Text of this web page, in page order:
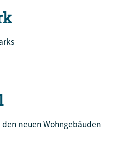
neuen Wohngebäuden